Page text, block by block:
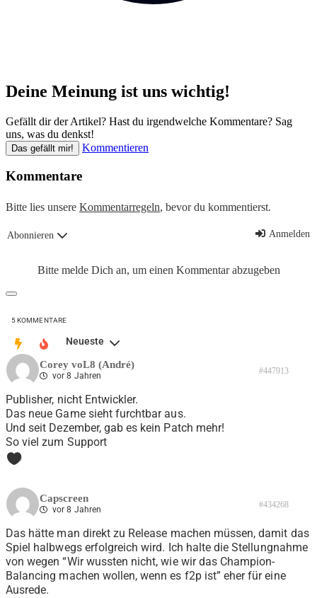
Deine Meinung ist uns wichtig!
Gefällt dir der Artikel? Hast du irgendwelche Kommentare? Sag
uns, was du denkst!
Das gefällt mir! Kommentieren
Kommentare
Bitte lies unsere Kommentarregeln, bevor du kommentierst.
Abonnieren Anmelden
Bitte melde Dich an, um einen Kommentar abzugeben
5KOMMENTARE
Neueste
Corey voL8 (André)
vor 8 Jahren #447913
Publisher, nicht Entwickler.
Das neue Game sieht furchtbar aus.
Und seit Dezember, gab es kein Patch mehr!
So viel zum Support
0
Capscreen
vor 8 Jahren #434268
Das hätte man direkt zu Release machen müssen, damit das
Spiel halbwegs erfolgreich wird. Ich halte die Stellungnahme
von wegen “Wir wussten nicht, wie wir das Champion-
Balancing machen wollen, wenn es f2p ist” eher für eine
Ausrede.